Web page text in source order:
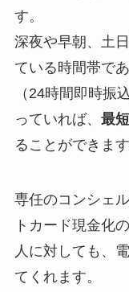
す。
深夜や早朝、土
ている時間帯で
（24時間即時振
っていれば、 最
ることができます
専任のコンシェ
トカード現金化
人に対しても、
てくれます。